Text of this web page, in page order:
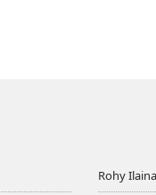
Rohy Ilaina